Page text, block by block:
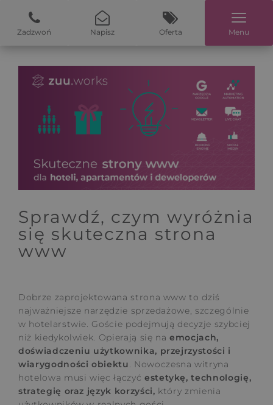
Zadzwoń Napisz Oferta Menu
Sprawdź, czym wyróżnia
się skuteczna strona
www
Dobrze zaprojektowana strona www to dziś
najważniejsze narzędzie sprzedażowe, szczególnie
w hotelarstwie. Goście podejmują decyzje szybciej
niż kiedykolwiek. Opierają się na emocjach,
doświadczeniu użytkownika, przejrzystości i
wiarygodności obiektu. Nowoczesna witryna
hotelowa musi więc łączyć estetykę, technologię,
strategię oraz język korzyści, który zmienia